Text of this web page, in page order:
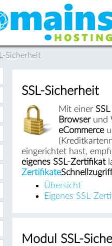
Sicherheit
SSL-Sicherheit
Mit einer SSL
Browserund
eCommerce
eingerichtet hast,
eigenes SSL-Zertifikat
Zertifikate
Übersicht
Eigenes SSL-
Modul SSL-